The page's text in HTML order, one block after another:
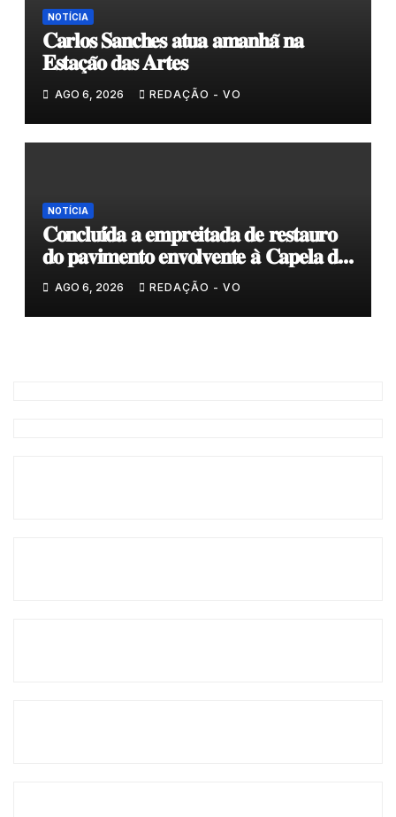
NOTÍCIA
𝐂𝐚𝐫𝐥𝐨𝐬 𝐒𝐚𝐧𝐜𝐡𝐞𝐬 𝐚𝐭𝐮𝐚 𝐚𝐦𝐚𝐧𝐡𝐚̃ 𝐧𝐚
𝐄𝐬𝐭𝐚𝐜̧𝐚̃𝐨 𝐝𝐚𝐬 𝐀𝐫𝐭𝐞𝐬
AGO 6, 2026 REDAÇÃO - VO
NOTÍCIA
𝐂𝐨𝐧𝐜𝐥𝐮𝐢́𝐝𝐚 𝐚 𝐞𝐦𝐩𝐫𝐞𝐢𝐭𝐚𝐝𝐚 𝐝𝐞 𝐫𝐞𝐬𝐭𝐚𝐮𝐫𝐨
𝐝𝐨 𝐩𝐚𝐯𝐢𝐦𝐞𝐧𝐭𝐨 𝐞𝐧𝐯𝐨𝐥𝐯𝐞𝐧𝐭𝐞 𝐚̀ 𝐂𝐚𝐩𝐞𝐥𝐚 𝐝𝐞
𝐂𝐨𝐯𝐚𝐬
AGO 6, 2026 REDAÇÃO - VO